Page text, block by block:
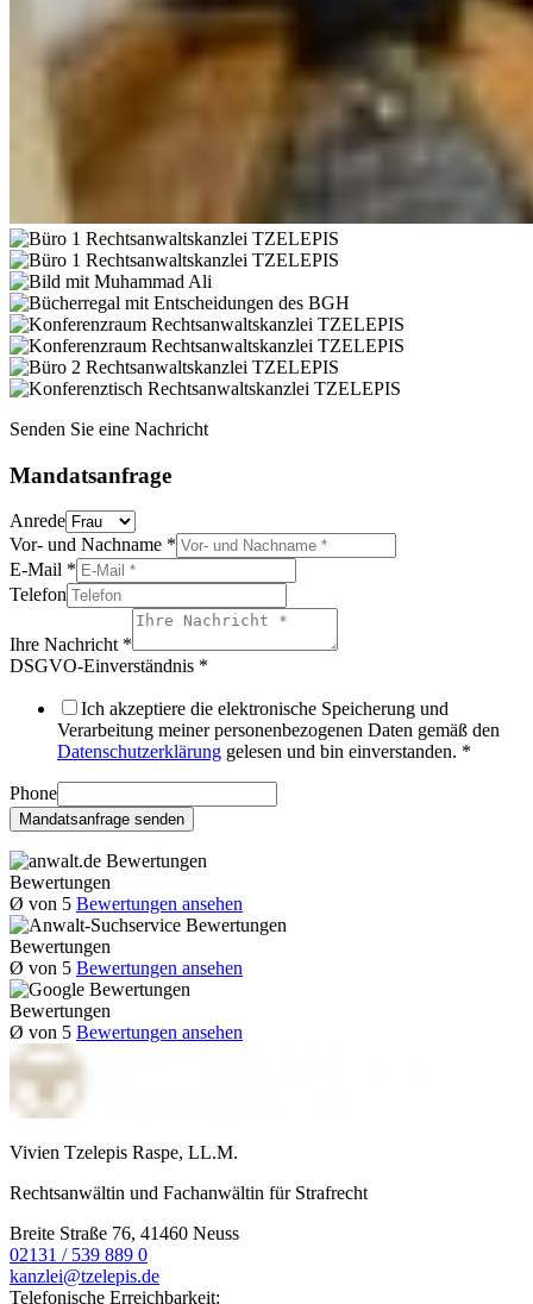
Senden Sie eine Nachricht
Mandatsanfrage
Anrede
Vor- und Nachname *
E-Mail *
Telefon
Ihre Nachricht *
DSGVO-Einverständnis *
Ich akzeptiere die elektronische Speicherung und
Verarbeitung meiner personenbezogenen Daten gemäß den
Datenschutzerklärung gelesen und bin einverstanden. *
Phone
Mandatsanfrage senden
Bewertungen
Ø von 5 Bewertungen ansehen
Bewertungen
Ø von 5 Bewertungen ansehen
Bewertungen
Ø von 5 Bewertungen ansehen
Vivien Tzelepis Raspe, LL.M.
Rechtsanwältin und Fachanwältin für Strafrecht
Breite Straße 76, 41460 Neuss
02131 / 539 889 0
kanzlei@tzelepis.de
Telefonische Erreichbarkeit: